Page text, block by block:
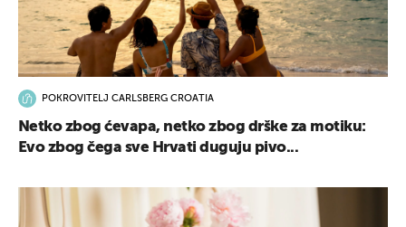
POKROVITELJ CARLSBERG CROATIA
Netko zbog ćevapa, netko zbog drške za motiku:
Evo zbog čega sve Hrvati duguju pivo...